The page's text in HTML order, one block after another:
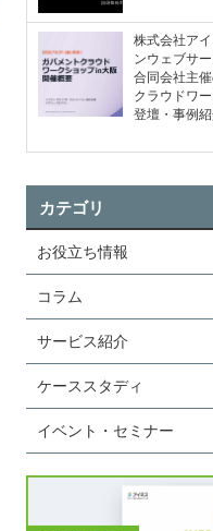
株式会社ア
ンウェブサ
合同会社主
クラウドワ
登壇・事例
カテゴリ
お役立ち情報
コラム
サービス紹介
ケーススタディ
イベント・セミナー